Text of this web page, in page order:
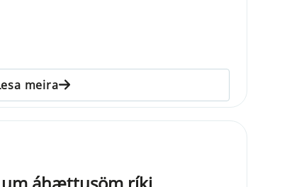
meira